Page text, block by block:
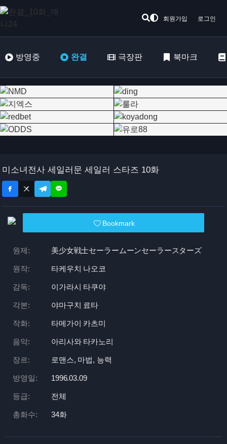
회원가입 로그인
방영중 완결 극장판 북마크
미소녀전사 세일러문 세일러 스타즈 10화
Bookmark
원제: 美少女戦士セーラームーンセーラースターズ
원작: 타케우치 나오코
감독: 이가라시 타쿠야
각본: 야마구치 료타
작화: 타메가이 카츠미
음악: 아리사와 타카노리
장르: 로맨스, 마법, 능력
방영일: 1996.03.09
등급: 전체
총화수: 34화